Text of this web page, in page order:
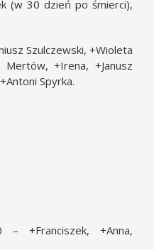
(w 30 dzień po śmierci),
Szulczewski, +Wioleta
+Irena, +Janusz
Spyrka.
+Franciszek, +Anna,